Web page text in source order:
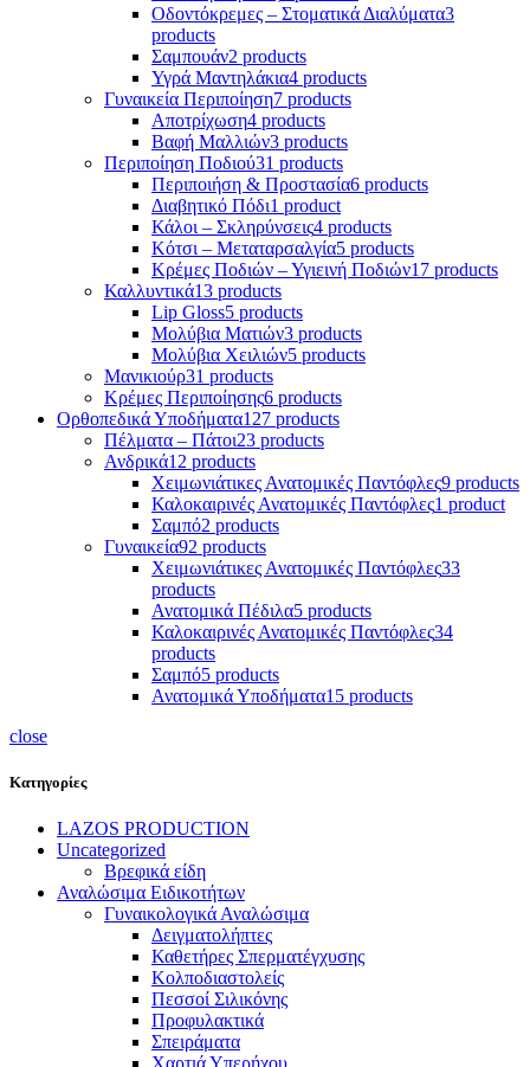
Οδοντόκρεμες – Στοματικά Διαλύματα3
products
Σαμπουάν2 products
Υγρά Μαντηλάκια4 products
Γυναικεία Περιποίηση7 products
Αποτρίχωση4 products
Βαφή Μαλλιών3 products
Περιποίηση Ποδιού31 products
Περιποιήση & Προστασία6 products
Διαβητικό Πόδι1 product
Κάλοι – Σκληρύνσεις4 products
Κότσι – Μεταταρσαλγία5 products
Κρέμες Ποδιών – Υγιεινή Ποδιών17 products
Καλλυντικά13 products
Lip Gloss5 products
Μολύβια Ματιών3 products
Μολύβια Χειλιών5 products
Μανικιούρ31 products
Κρέμες Περιποίησης6 products
Ορθοπεδικά Υποδήματα127 products
Πέλματα – Πάτοι23 products
Ανδρικά12 products
Χειμωνιάτικες Ανατομικές Παντόφλες9 products
Καλοκαιρινές Ανατομικές Παντόφλες1 product
Σαμπό2 products
Γυναικεία92 products
Χειμωνιάτικες Ανατομικές Παντόφλες33
products
Ανατομικά Πέδιλα5 products
Καλοκαιρινές Ανατομικές Παντόφλες34
products
Σαμπό5 products
Ανατομικά Υποδήματα15 products
close
Κατηγορίες
LAZOS PRODUCTION
Uncategorized
Βρεφικά είδη
Αναλώσιμα Ειδικοτήτων
Γυναικολογικά Αναλώσιμα
Δειγματολήπτες
Καθετήρες Σπερματέγχυσης
Κολποδιαστολείς
Πεσσοί Σιλικόνης
Προφυλακτικά
Σπειράματα
Χαρτιά Υπερήχου